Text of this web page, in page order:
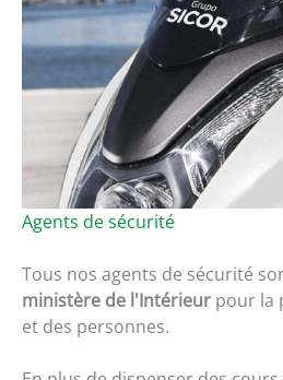
Agents de sécurité
Tous nos agents de sécurité
ministère de l'Intérieur pour la
et des personnes.